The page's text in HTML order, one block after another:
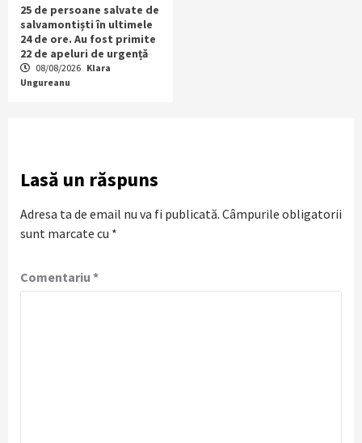
25 de persoane salvate de
salvamontiști în ultimele
24 de ore. Au fost primite
22 de apeluri de urgență
08/08/2026 Klara
Ungureanu
Lasă un răspuns
Adresa ta de email nu va fi publicată. Câmpurile obligatorii
sunt marcate cu *
Comentariu *